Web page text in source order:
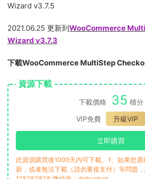
Wizard v3.7.5
2021.06.25 更新到WooCommerce
Wizard v3.7.3
下載WooCommerce MultiStep
資源下載
下載價格 35 積分
VIP免費
升級VIP
立即購買
此資源購買後1000天内可下載。1、如果您
新，或者無法下載（請勿重複支付）等問題